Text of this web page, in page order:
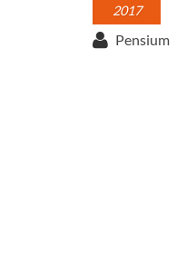
2017
Pensium